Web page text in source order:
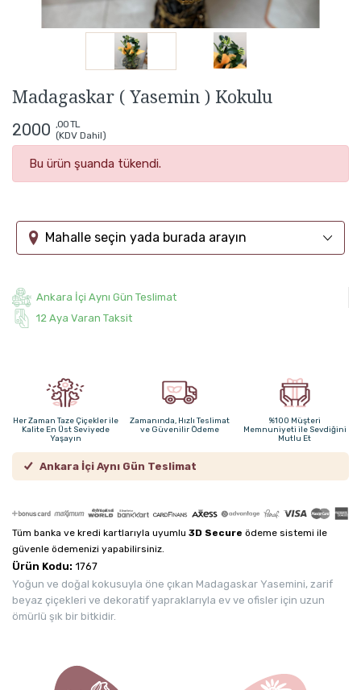
Madagaskar ( Yasemin ) Kokulu
2000 ,00 TL
(KDV Dahil)
Bu ürün şuanda tükendi.
Mahalle seçin yada burada arayın
Ankara İçi Aynı Gün Teslimat
12 Aya Varan Taksit
Her Zaman Taze Çiçekler ile
Kalite En Üst Seviyede
Yaşayın
Zamanında, Hızlı Teslimat
ve Güvenilir Ödeme
%100 Müşteri
Memnuniyeti ile Sevdiğini
Mutlu Et
Ankara İçi Aynı Gün Teslimat
Tüm banka ve kredi kartlarıyla uyumlu 3D Secure ödeme sistemi ile
güvenle ödemenizi yapabilirsiniz.
Ürün Kodu: 1767
Yoğun ve doğal kokusuyla öne çıkan Madagaskar Yasemini, zarif
beyaz çiçekleri ve dekoratif yapraklarıyla ev ve ofisler için uzun
ömürlü şık bir bitkidir.